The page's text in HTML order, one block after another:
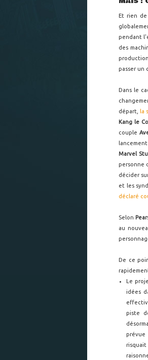
Et rien
pendant
des
passer un
Dans le
départ,
la
Kang le
couple
Marvel
personne
décider
et les
déclaré
Selon
au
De ce
Le
idées
piste
prévue